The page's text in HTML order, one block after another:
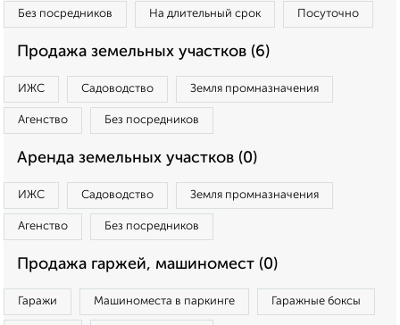
Без посредников На длительный срок Посуточно
Продажа земельных участков (6)
ИЖС Садоводство Земля промназначения
Агенство Без посредников
Аренда земельных участков (0)
ИЖС Садоводство Земля промназначения
Агенство Без посредников
Продажа гаржей, машиномест (0)
Гаражи Машиноместа в паркинге Гаражные боксы